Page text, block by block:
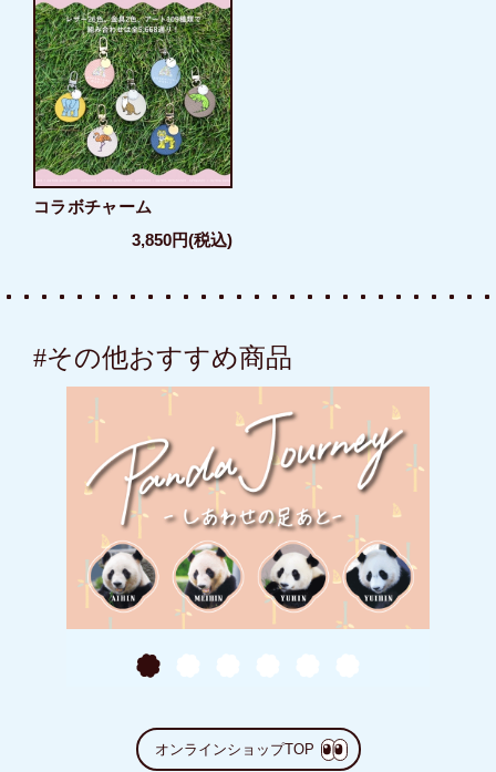
コラボチャーム
3,850円(税込)
#その他おすすめ商品
オンラインショップTOP